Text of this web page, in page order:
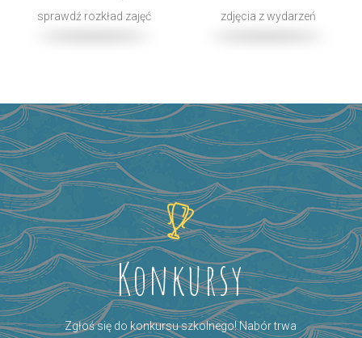
sprawdź rozkład zajęć zdjęcia z wydarzeń
Konkursy
Zgłoś się do konkursu szkolnego! Nabór trwa